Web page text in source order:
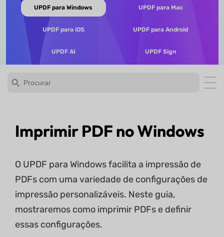
UPDF para Windows UPDF para Mac
UPDF para iOS UPDF para Android
UPDF AI UPDF Sign
Imprimir PDF no Windows
O UPDF para Windows facilita a impressão de
PDFs com uma variedade de configurações de
impressão personalizáveis. Neste guia,
mostraremos como imprimir PDFs e definir
essas configurações.